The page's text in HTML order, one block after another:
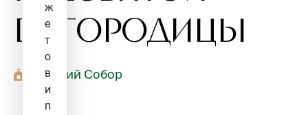
Богородицы
Троицкий Собор
ж
е
т
о
в
и
п